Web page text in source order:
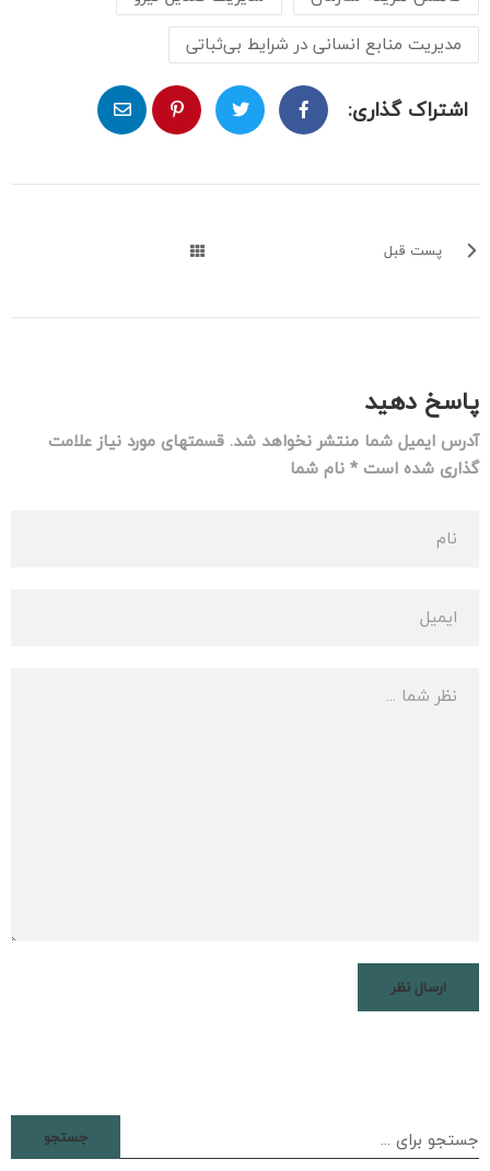
مدیریت منابع انسانی در شرایط بی‌ثباتی
اشتراک گذاری:
پست قبل
پاسخ دهید
آدرس ایمیل شما منتشر نخواهد شد. قسمتهای مورد نیاز علامت
گذاری شده است * نام شما
جستجو